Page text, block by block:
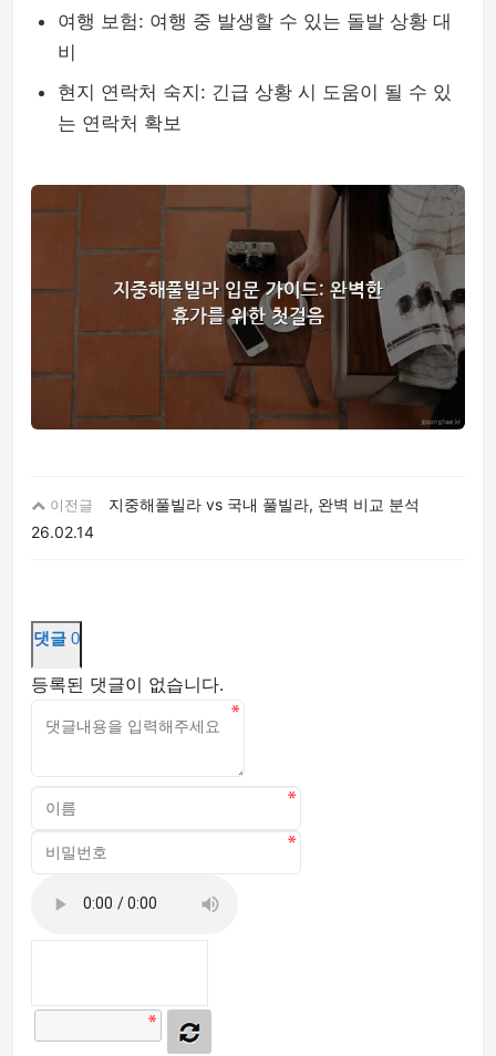
여행 보험: 여행 중 발생할 수 있는 돌발 상황 대
비
현지 연락처 숙지: 긴급 상황 시 도움이 될 수 있
는 연락처 확보
이전글
지중해풀빌라 vs 국내 풀빌라, 완벽 비교 분석
26.02.14
댓글 0
등록된 댓글이 없습니다.